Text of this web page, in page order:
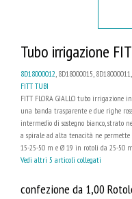
Tubo irrigazione
8D18000012 , 8D18000015,
FITT TUBI
FITT FLORA GIALLO tubo irrigazione
una banda trasparente e due righe
intermedio di sostegno bianco, strato
a spirale ad alta tenacità ne
15-25-50 m e Ø 19 in rotoli da 25-50 m
Vedi altri 5 articoli collegati
confezione da 1,00